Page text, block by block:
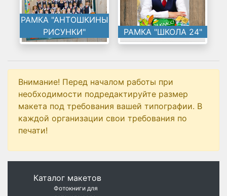
РАМКА "АНТОШКИНЫ
РИСУНКИ"
РАМКА "ШКОЛА 24"
Внимание! Перед началом работы при
необходимости подредактируйте размер
макета под требования вашей типографии. В
каждой организации свои требования по
печати!
Каталог макетов
Фотокниги для